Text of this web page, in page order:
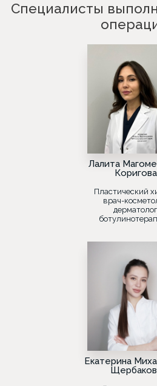
Специалисты
Лалита
Коригова
Пластический
врач-
Екатерина